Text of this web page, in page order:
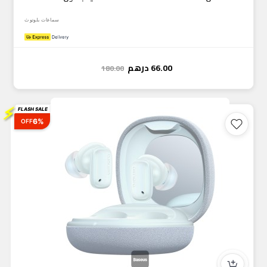
سماعات بلوتوث
66.00درهم 180.00
⚡ FLASH SALE
6%
OFF